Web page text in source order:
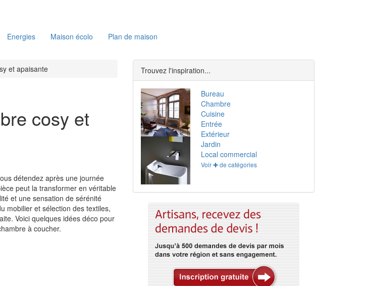
Energies Maison écolo Plan de maison
et apaisante
cosy et
détendez après une journée
peut la transformer en véritable
et une sensation de sérénité
mobilier et sélection des textiles,
Voici quelques idées déco pour
à coucher.
Trouvez l'inspiration...
Bureau
Chambre
Cuisine
Entrée
Extérieur
Jardin
Local commercial
Voir ✚ de catégories